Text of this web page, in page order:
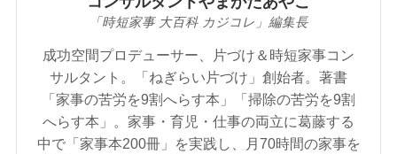
「時短家事 大百科 カジコレ」編集長
成功空間プロデューサー、片づけ＆時短家事コン
サルタント。「ねぎらい片づけ」創始者。著書
「家事の苦労を9割へらす本」「掃除の苦労を9割
へらす本」。家事・育児・仕事の両立に葛藤する
中で「家事本200冊」を実践し、月70時間の家事を